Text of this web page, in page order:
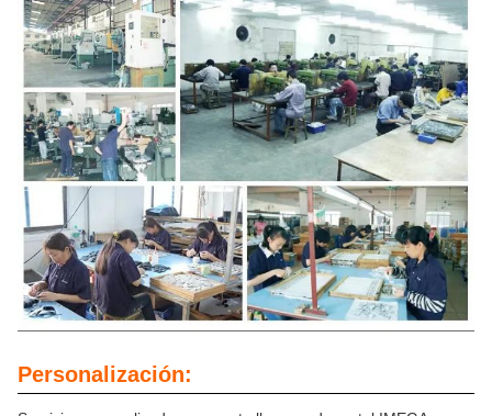
Personalización: